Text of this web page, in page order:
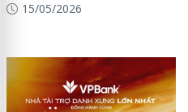
15/05/2026